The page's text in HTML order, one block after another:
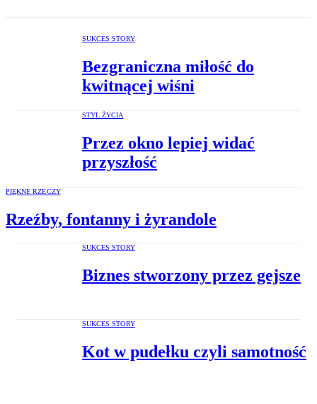
SUKCES STORY
Bezgraniczna miłość do
kwitnącej wiśni
STYL ŻYCIA
Przez okno lepiej widać
przyszłość
PIĘKNE RZECZY
Rzeźby, fontanny i żyrandole
SUKCES STORY
Biznes stworzony przez gejsze
SUKCES STORY
Kot w pudełku czyli samotność